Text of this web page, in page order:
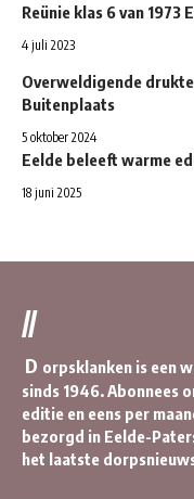
Reünie klas 6 van 1973
4 juli 2023
Overweldigende
Buitenplaats
5 oktober 2024
Eelde beleeft warme
18 juni 2025
//
D orpsklanken is een
sinds 1946. Abonnees
editie en eens per
bezorgd in Eelde-
het laatste